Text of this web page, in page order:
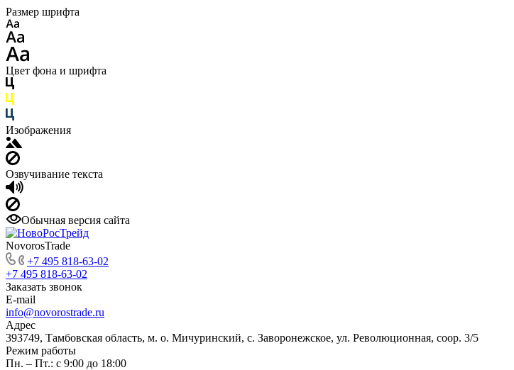
Размер шрифта
Цвет фона и шрифта
Изображения
Озвучивание текста
Обычная версия сайта
NovorosTrade
+7 495 818-63-02
+7 495 818-63-02
Заказать звонок
E-mail
info@novorostrade.ru
Адрес
393749, Тамбовская область, м. о. Мичуринский, с. Заворонежское, ул. Революционная, соор. 3/5
Режим работы
Пн. – Пт.: с 9:00 до 18:00